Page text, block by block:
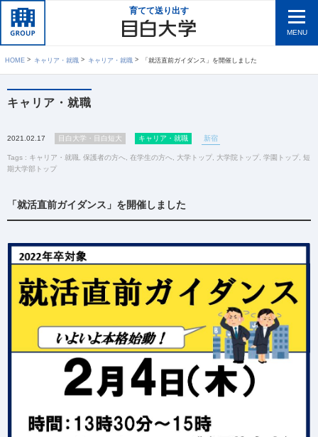
育てて送り出す
MENU
HOME キャリア・就職 キャリア・就職 「就活直前ガイダンス」を開催しました
キャリア・就職
2021.02.17 目白大学・目白短大 キャリア・就職 新宿
Tags : キャリア・就職 保護者の方へ 在学生の方へ 大学トップ 大学院トップ 学園トップ 短
期大学部トップ
「就活直前ガイダンス」を開催しました